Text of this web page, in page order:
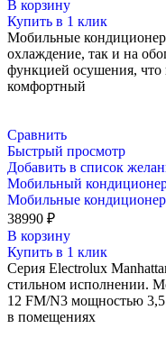
В корзину
Купить в 1 клик
Мобильные
охлаждение, так и на
функцией осушения, что
комфортный
Сравнить
Быстрый просмотр
Добавить в список
Мобильный
Мобильные
38990 ₽
В корзину
Купить в 1 клик
Cерия Electrolux
стильном исполнении.
12 FM/N3 мощностью 3,5
в помещениях